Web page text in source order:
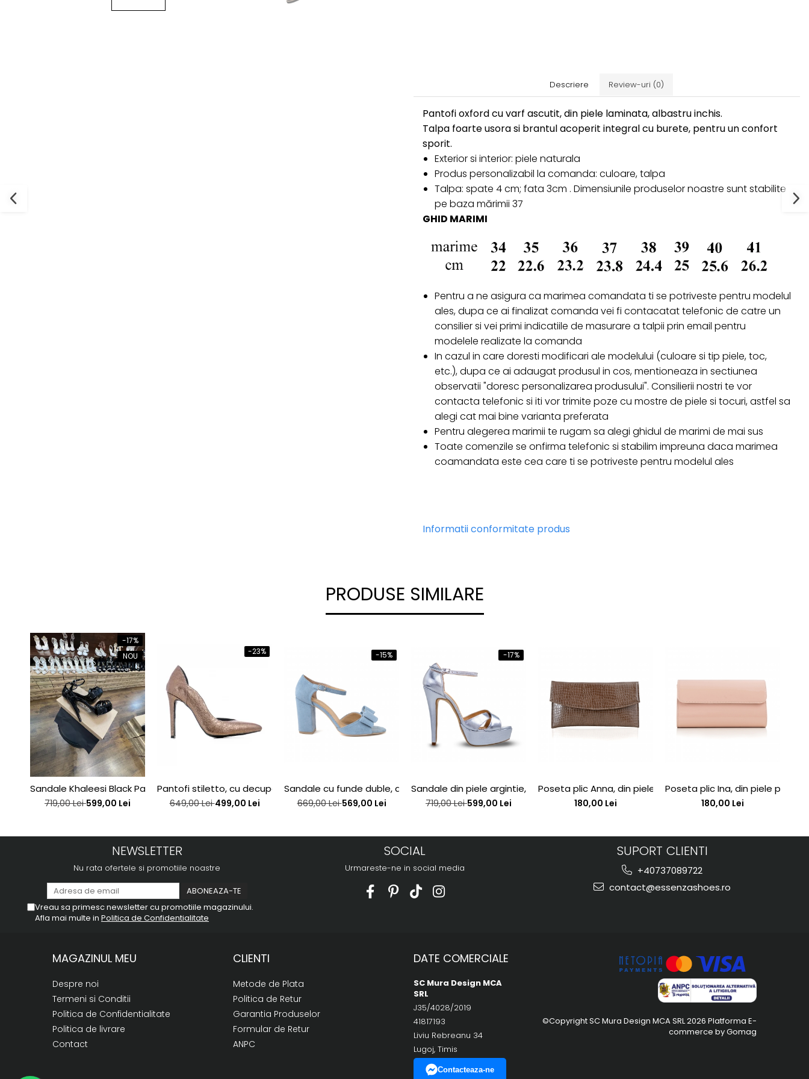
Descriere Review-uri (0)
Pantofi oxford cu varf ascutit, din piele laminata, albastru inchis.
Talpa foarte usora si brantul acoperit integral cu burete, pentru un confort
sporit.
Exterior si interior: piele naturala
Produs personalizabil la comanda: culoare, talpa
Talpa: spate 4 cm; fata 3cm . Dimensiunile produselor noastre sunt stabilite
pe baza mărimii 37
GHID MARIMI
Pentru a ne asigura ca marimea comandata ti se potriveste pentru modelul
ales, dupa ce ai finalizat comanda vei fi contacatat telefonic de catre un
consilier si vei primi indicatiile de masurare a talpii prin email pentru
modelele realizate la comanda
In cazul in care doresti modificari ale modelului (culoare si tip piele, toc,
etc.), dupa ce ai adaugat produsul in cos, mentioneaza in sectiunea
observatii "doresc personalizarea produsului". Consilierii nostri te vor
contacta telefonic si iti vor trimite poze cu mostre de piele si tocuri, astfel sa
alegi cat mai bine varianta preferata
Pentru alegerea marimii te rugam sa alegi ghidul de marimi de mai sus
Toate comenzile se onfirma telefonic si stabilim impreuna daca marimea
coamandata este cea care ti se potriveste pentru modelul ales
Informatii conformitate produs
PRODUSE SIMILARE
-17%
NOU
Sandale Khaleesi Black Patent
719,00 Lei599,00 Lei
-23%
Pantofi stiletto, cu decupaj interior, din piele bronz
649,00 Lei499,00 Lei
-15%
Sandale cu funde duble, din piele intoarsa albastru deschis
669,00 Lei569,00 Lei
-17%
Sandale din piele argintie, cu toc stiletto si platforma
719,00 Lei599,00 Lei
Poseta plic Anna, din piele lacuita maron cu textura croco
180,00 Lei
Poseta plic Ina, din piele piele
180,00 Lei
NEWSLETTER
Nu rata ofertele si promotiile noastre
Vreau sa primesc newsletter cu promotiile magazinului.
Afla mai multe in Politica de Confidentialitate
SOCIAL
Urmareste-ne in social media
SUPORT CLIENTI
+40737089722
contact@essenzashoes.ro
MAGAZINUL MEU
Despre noi
Termeni si Conditii
Politica de Confidentialitate
Politica de livrare
Contact
CLIENTI
Metode de Plata
Politica de Retur
Garantia Produselor
Formular de Retur
ANPC
DATE COMERCIALE
SC Mura Design MCA
SRL
J35/4028/2019
41817193
Liviu Rebreanu 34
Lugoj, Timis
Contacteaza-ne
©Copyright SC Mura Design MCA SRL 2026 Platforma E-
commerce by Gomag